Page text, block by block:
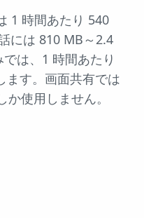
1 時間あたり 540
には 810 MB～2.4
は、1 時間あたり
ます。画面共有では
使用しません。